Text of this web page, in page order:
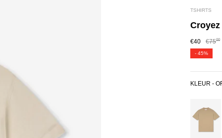
TSHIRTS
€40 €7500
- 45%
KLEUR -